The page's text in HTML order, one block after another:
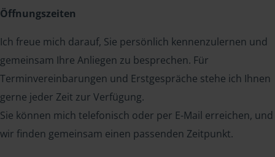
Öffnungszeiten
Ich freue mich darauf, Sie persönlich kennenzulernen und
gemeinsam Ihre Anliegen zu besprechen. Für
Terminvereinbarungen und Erstgespräche stehe ich Ihnen
gerne jeder Zeit zur Verfügung.
Sie können mich telefonisch oder per E-Mail erreichen, und
wir finden gemeinsam einen passenden Zeitpunkt.